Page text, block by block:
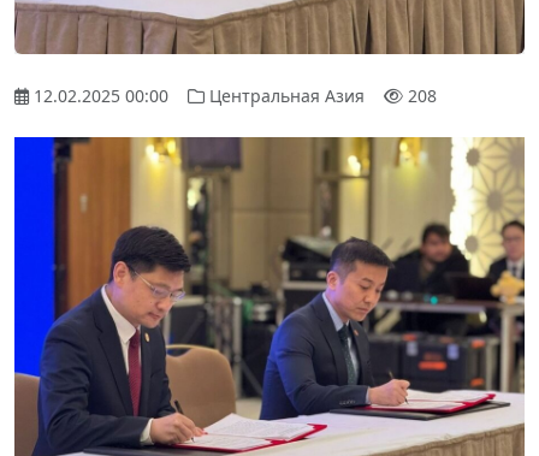
12.02.2025 00:00 Центральная Азия 208